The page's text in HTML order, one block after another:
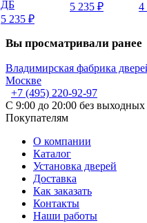
ДБ
5 235 ₽
5 235 ₽ 4
Вы просматривали ранее
Владимирская фабрика
Москве
+7 (495) 220-92-97
С 9:00 до 20:00 без выходных
Покупателям
О компании
Каталог
Установка дверей
Доставка
Как заказать
Контакты
Наши работы